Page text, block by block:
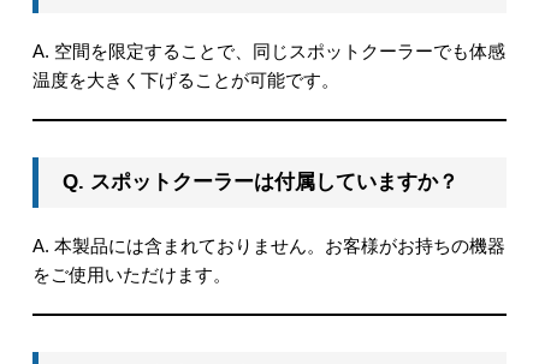
A. 空間を限定することで、同じスポットクーラーでも体感
温度を大きく下げることが可能です。
Q. スポットクーラーは付属していますか？
A. 本製品には含まれておりません。お客様がお持ちの機器
をご使用いただけます。